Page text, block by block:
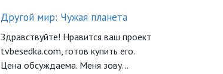
Другой мир: Чужая планета
Здравствуйте! Нравится ваш проект
tvbesedka.com, готов купить его.
Цена обсуждаема. Меня зову...